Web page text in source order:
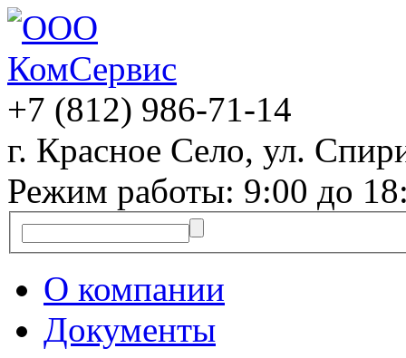
+7 (812) 986-71-14
г. Красное Село, ул.
Режим работы: 9:00 до
О компании
Документы